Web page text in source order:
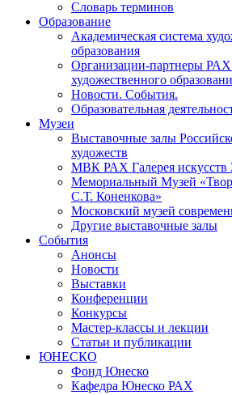
Словарь терминов
Образование
Академическая система
образования
Организации-партнеры РАХ
художественного
Новости. События.
Образовательная
Музеи
Выставочные залы
художеств
МВК РАХ Галерея искусств
Мемориальный Музей
С.Т. Коненкова»
Московский музей
Другие выставочные залы
События
Анонсы
Новости
Выставки
Конференции
Конкурсы
Мастер-классы и лекции
Статьи и публикации
ЮНЕСКО
Фонд Юнеско
Кафедра Юнеско РАХ